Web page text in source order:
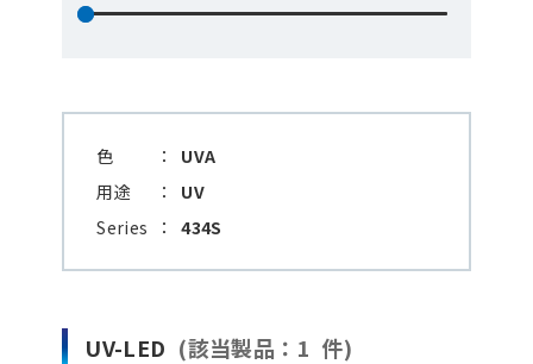
色 ：
UVA
用途
：
UV
Series
： 434S
UV-LED (該当製品：1 件)